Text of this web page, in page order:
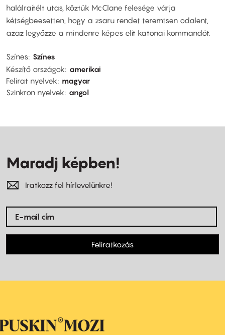
halálraítélt utas, köztük McClane felesége várja
kétségbeesetten, hogy a zsaru rendet teremtsen odalent,
azaz legyőzze a mindenre képes elit katonai kommandót.
Színes Színes
Készítő országok
amerikai
Felirat nyelvek
magyar
Szinkron nyelvek
angol
Maradj képben!
Iratkozz fel hírlevelünkre!
Feliratkozás